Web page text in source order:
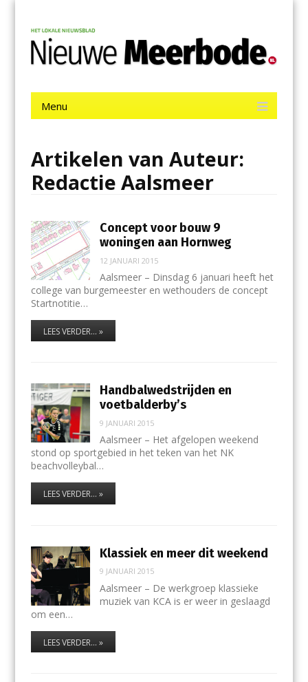
contentNieuwe Meerbode
Menu
Artikelen van Auteur:
Redactie Aalsmeer
Concept voor bouw 9
woningen aan Hornweg
12 JANUARI 2015
Aalsmeer – Dinsdag 6 januari heeft het
college van burgemeester en wethouders de concept
Startnotitie…
LEES VERDER... »
Handbalwedstrijden en
voetbalderby’s
9 JANUARI 2015
Aalsmeer – Het afgelopen weekend
stond op sportgebied in het teken van het NK
beachvolleybal…
LEES VERDER... »
Klassiek en meer dit weekend
9 JANUARI 2015
Aalsmeer – De werkgroep klassieke
muziek van KCA is er weer in geslaagd
om een…
LEES VERDER... »